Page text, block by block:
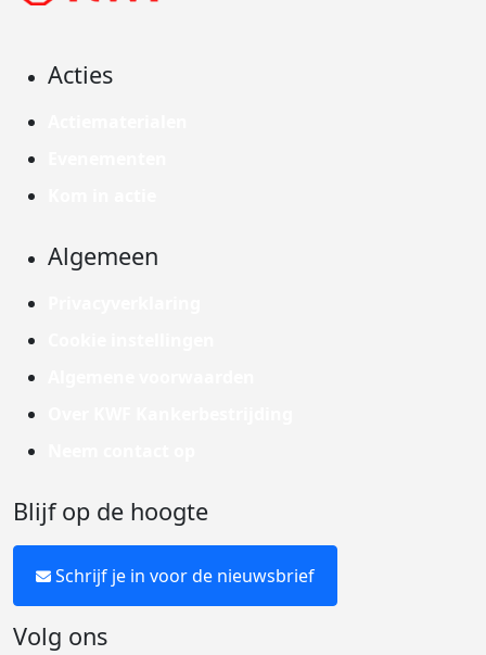
Acties
Algemeen
Blijf op de hoogte
Schrijf je in voor de nieuwsbrief
Volg ons